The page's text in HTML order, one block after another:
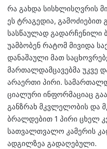
რა გახ­და სის­ხლისღვრის
ეს ტრა­გე­დია, გა­მო­ძი­ე­ბით
სას­წა­უ­ლად გა­დარ­ჩე­ნი­ლი
უამ­ბო­ბენ რა­ტომ მი­ვი­და
და­ნა­შა­უ­ლი მათ
მარ­თალ­დამ­ცა­ვებ­მა უკვე
არა­ერ­თი პირი.
ცი­ა­ლუ­რი ინ­ფორ­მა­ცი­აც
გან­ზრახ მკვლე­ლო­ბის და
ბრალ­დე­ბით 1 პირი ცხელ
სათ­ვალ­თვა­ლო კა­მე­რის
ად­გილ­ზეა გა­და­ღე­ბუ­ლი.